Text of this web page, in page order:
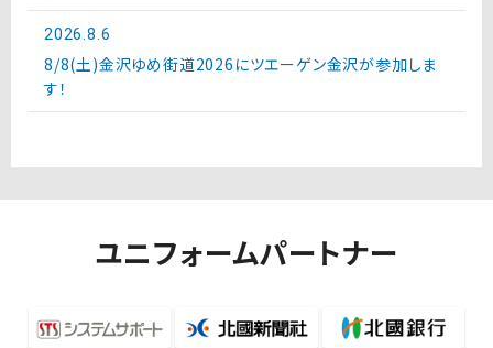
2026.8.6
8/8(土)金沢ゆめ街道2026にツエーゲン金沢が参加しま
す！
ユニフォームパートナー